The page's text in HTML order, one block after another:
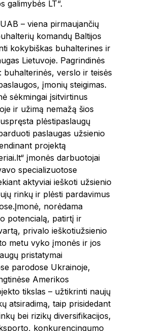
galimybės LT“.
– viena pirmaujančių
komandų Baltijos
kokybiškas buhalterines ir
Lietuvoje. Pagrindinės
buhalterinės, verslo ir teisės
įmonių steigimas.
sėkmingai įsitvirtinus
ir užimą nemažą šios
plėstipaslaugų
paslaugas užsienio
projektą
įmonės darbuotojai
specializuotose
aktyviai ieškoti užsienio
rinkų ir plėsti pardavimus
norėdama
potencialą, patirtį ir
privalo ieškotiužsienio
metu vyko įmonės ir jos
pristatymai
parodose Ukrainoje,
Amerikos
tikslas – užtikrinti naujų
atsiradimą, taip prisidedant
bei rizikų diversifikacijos,
konkurencingumo